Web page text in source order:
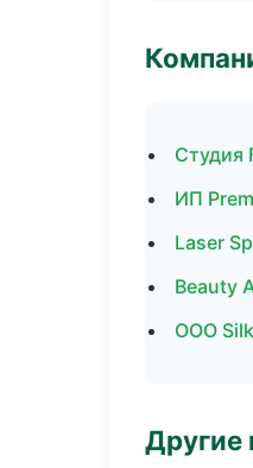
Студия
ИП
Laser
Beauty
ООО
Другие